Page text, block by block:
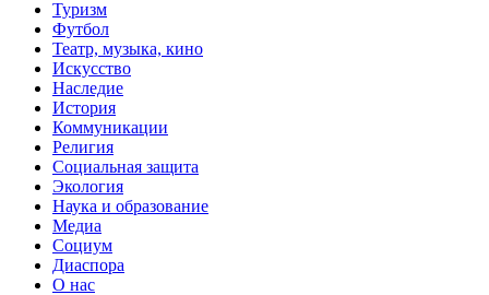
Туризм
Футбол
Театр, музыка, кино
Искусство
Наследие
История
Коммуникации
Религия
Социальная защита
Экология
Наука и образование
Медиа
Социум
Диаспора
О нас